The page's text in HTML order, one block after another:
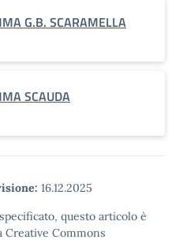
G.B. SCARAMELLA
SCAUDA
16.12.2025
questo articolo è
Creative Commons